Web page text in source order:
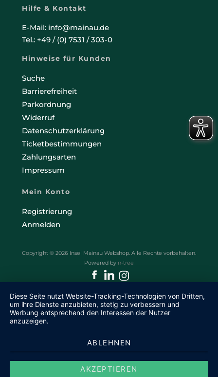
Hilfe & Kontakt
E-Mail: info@mainau.de
Tel.: +49 / (0) 7531 / 303-0
Hinweise für Kunden
Suche
Barrierefreiheit
Parkordnung
Widerruf
Datenschutzerklärung
Ticketbestimmungen
Zahlungsarten
Impressum
Mein Konto
Registrierung
Anmelden
Copyright © 2026 Insel Mainau Webshop. Alle Rechte vorbehalten.
Powered by n-tree
Diese Seite nutzt Website-Tracking-Technologien von Dritten,
um ihre Dienste anzubieten, stetig zu verbessern und
Werbung entsprechend den Interessen der Nutzer
anzuzeigen.
ABLEHNEN
AKZEPTIEREN